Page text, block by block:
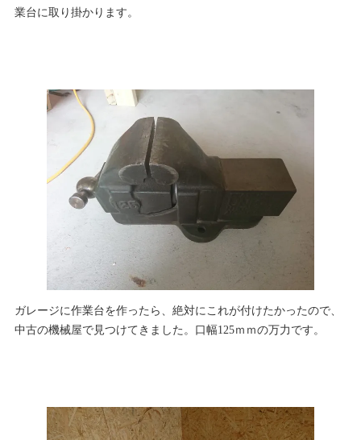
業台に取り掛かります。
ガレージに作業台を作ったら、絶対にこれが付けたかったので、
中古の機械屋で見つけてきました。口幅125ｍｍの万力です。